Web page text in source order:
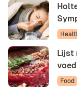
Lijst
Food